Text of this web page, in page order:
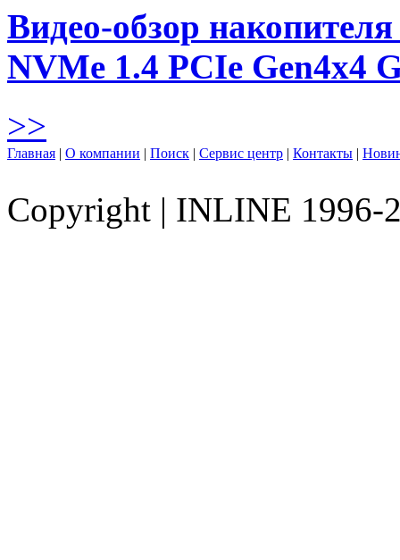
Видео-обзор
NVMe 1.4 PCIe Gen4х4
>>
Главная | О компании | Поиск | Сервис центр | Контакты |
Copyright | INLINE 1996-